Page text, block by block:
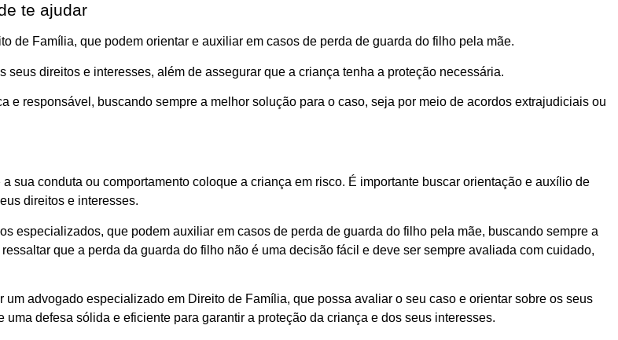
te ajudar
de Família, que podem orientar e auxiliar em casos de perda de guarda do filho pela mãe.
direitos e interesses, além de assegurar que a criança tenha a proteção necessária.
e responsável, buscando sempre a melhor solução para o caso, seja por meio de acordos extrajudiciais ou
sua conduta ou comportamento coloque a criança em risco. É importante buscar orientação e auxílio de
direitos e interesses.
especializados, que podem auxiliar em casos de perda de guarda do filho pela mãe, buscando sempre a
que a perda da guarda do filho não é uma decisão fácil e deve ser sempre avaliada com cuidado,
advogado especializado em Direito de Família, que possa avaliar o seu caso e orientar sobre os seus
defesa sólida e eficiente para garantir a proteção da criança e dos seus interesses.